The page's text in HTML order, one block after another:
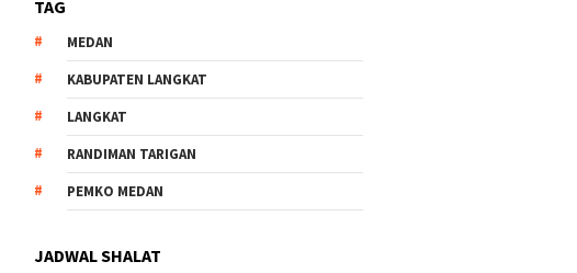
TAG
MEDAN
KABUPATEN LANGKAT
LANGKAT
RANDIMAN TARIGAN
PEMKO MEDAN
JADWAL SHALAT